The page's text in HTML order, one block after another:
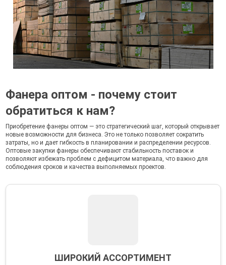
Фанера оптом - почему стоит
обратиться к нам?
Приобретение фанеры оптом — это стратегический шаг, который открывает
новые возможности для бизнеса. Это не только позволяет сократить
затраты, но и дает гибкость в планировании и распределении ресурсов.
Оптовые закупки фанеры обеспечивают стабильность поставок и
позволяют избежать проблем с дефицитом материала, что важно для
соблюдения сроков и качества выполняемых проектов.
ШИРОКИЙ АССОРТИМЕНТ